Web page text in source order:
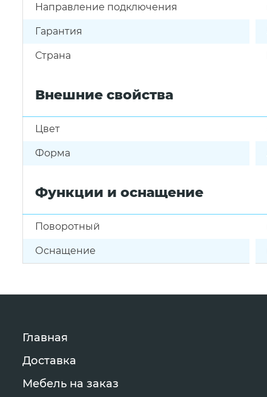
Направление подключения
Гарантия
Страна
Внешние свойства
Цвет
Форма
Функции и оснащение
Поворотный
Оснащение
Главная
Доставка
Мебель на заказ